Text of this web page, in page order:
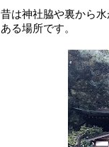
昔は神社脇や裏から
ある場所です。